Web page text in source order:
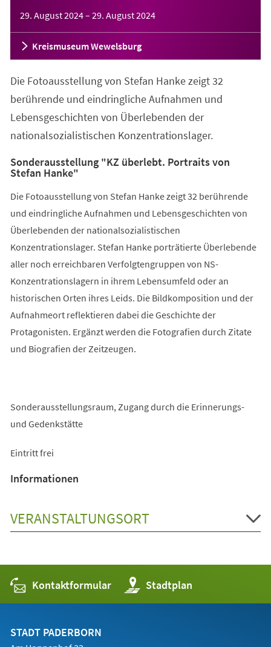
29. August 2024– 29. August 2024
Kreismuseum Wewelsburg
Die Fotoausstellung von Stefan Hanke zeigt 32
berührende und eindringliche Aufnahmen und
Lebensgeschichten von Überlebenden der
nationalsozialistischen Konzentrationslager.
Sonderausstellung "KZ überlebt. Portraits von
Stefan Hanke"
Die Fotoausstellung von Stefan Hanke zeigt 32 berührende
und eindringliche Aufnahmen und Lebensgeschichten von
Überlebenden der nationalsozialistischen
Konzentrationslager. Stefan Hanke porträtierte Überlebende
aller noch erreichbaren Verfolgtengruppen von NS-
Konzentrationslagern in ihrem Lebensumfeld oder an
historischen Orten ihres Leids. Die Bildkomposition und der
Aufnahmeort reflektieren dabei die Geschichte der
Protagonisten. Ergänzt werden die Fotografien durch Zitate
und Biografien der Zeitzeugen.
Sonderausstellungsraum, Zugang durch die Erinnerungs-
und Gedenkstätte
Eintritt frei
Informationen
VERANSTALTUNGSORT
Kontaktformular Stadtplan
(Öffnet
in
einem
STADT PADERBORN